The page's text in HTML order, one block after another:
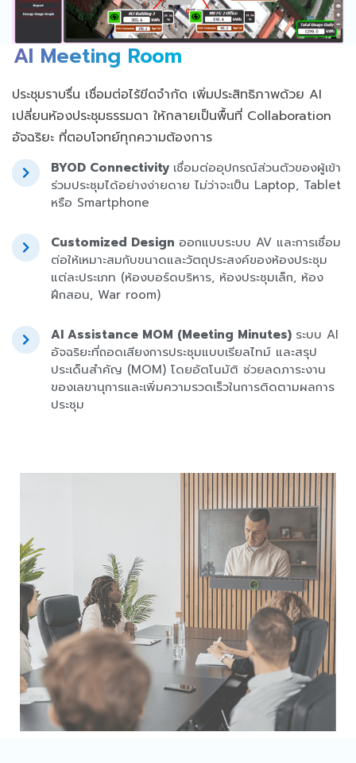
AI Meeting Room
ประชุมราบรื่น เชื่อมต่อไร้ขีดจำกัด เพิ่มประสิทธิภาพด้วย AI
เปลี่ยนห้องประชุมธรรมดา ให้กลายเป็นพื้นที่ Collaboration
อัจฉริยะ ที่ตอบโจทย์ทุกความต้องการ
BYOD Connectivity เชื่อมต่ออุปกรณ์ส่วนตัวของผู้เข้า
ร่วมประชุมได้อย่างง่ายดาย ไม่ว่าจะเป็น Laptop, Tablet
หรือ Smartphone
Customized Design ออกแบบระบบ AV และการเชื่อม
ต่อให้เหมาะสมกับขนาดและวัตถุประสงค์ของห้องประชุม
แต่ละประเภท (ห้องบอร์ดบริหาร, ห้องประชุมเล็ก, ห้อง
ฝึกสอน, War room)
AI Assistance MOM (Meeting Minutes) ระบบ AI
อัจฉริยะที่ถอดเสียงการประชุมแบบเรียลไทม์ และสรุป
ประเด็นสำคัญ (MOM) โดยอัตโนมัติ ช่วยลดภาระงาน
ของเลขานุการและเพิ่มความรวดเร็วในการติดตามผลการ
ประชุม